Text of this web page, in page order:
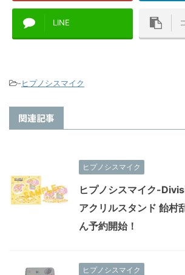
LINE
-ヒプノシスマイク
関連記事
ヒプノシスマイク
ヒプノシスマイク-
アクリルスタンド 飴村
ん予約開始！
ヒプノシスマイク